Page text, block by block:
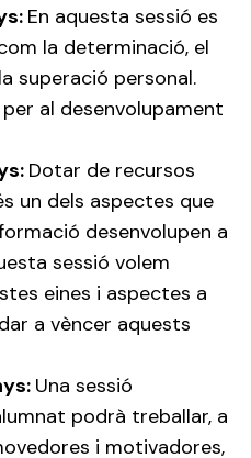
En aquesta sessió es
la determinació, el
superació personal.
al desenvolupament
Dotar de recursos
un dels aspectes que
desenvolupen a
sessió volem
eines i aspectes a
a vèncer aquests
Una sessió
podrà treballar, a
i motivadores,